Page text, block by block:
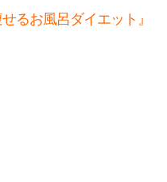
るお風呂ダイエット』